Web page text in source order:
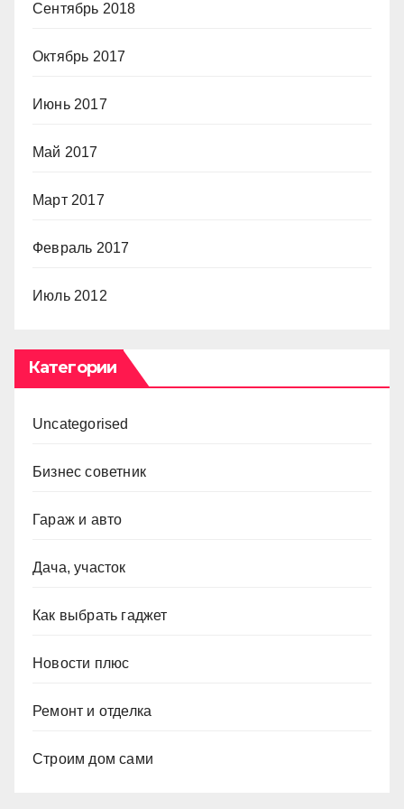
Сентябрь 2018
Октябрь 2017
Июнь 2017
Май 2017
Март 2017
Февраль 2017
Июль 2012
Категории
Uncategorised
Бизнес советник
Гараж и авто
Дача, участок
Как выбрать гаджет
Новости плюс
Ремонт и отделка
Строим дом сами